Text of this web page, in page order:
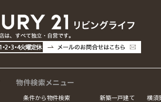
物件検索メニュー
条件から物件検索
新築一戸建て
横須